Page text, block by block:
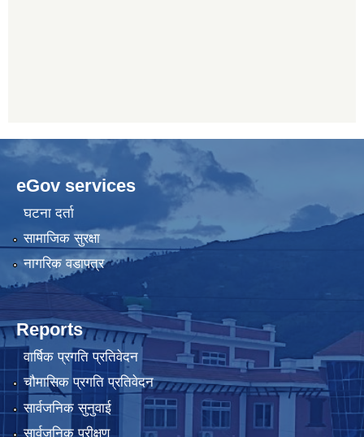
eGov services
घटना दर्ता
सामाजिक सुरक्षा
नागरिक वडापत्र
Reports
वार्षिक प्रगति प्रतिवेदन
चौमासिक प्रगति प्रतिवेदन
सार्वजनिक सुनुवाई
सार्वजनिक परीक्षण